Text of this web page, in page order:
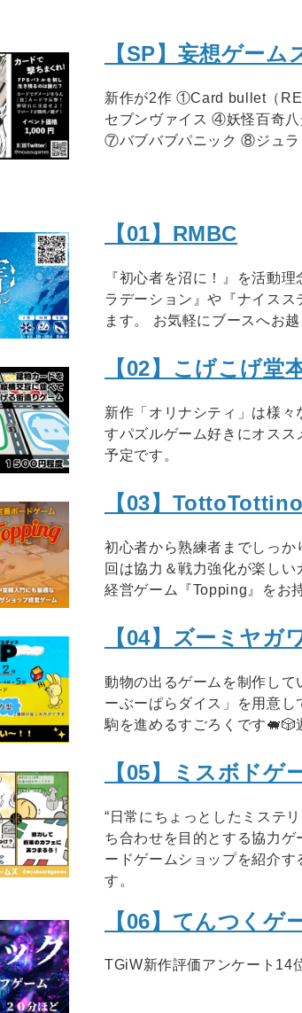
【SP】妄想ゲー
新作が2作 ①Card bullet（
セブンヴァイス ④妖怪百奇
⑦バブバブパニック ⑧ジュラ
【01】RMBC
『初心者を沼に！』を活動
ラデーション』や『ナイス
ます。 お気軽にブースへお越
【02】こげこげ堂
新作「オリナシティ」は様
すパズルゲーム好きにオス
予定です。
【03】TottoTottino
初心者から熟練者までしっ
回は協力＆戦力強化が楽し
経営ゲーム『Topping』をお
【04】ズーミヤガ
動物の出るゲームを制作し
ーぶーぱらダイス」を用意
駒を進めるすごろくです🐖🎲
【05】ミスボドゲ
“日常にちょっとしたミステ
ち合わせを目的とする協力
ードゲームショップを紹介す
す。
【06】てんつくゲ
TGiW新作評価アンケート14